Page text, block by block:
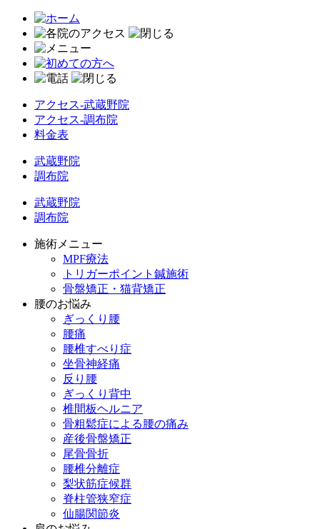
アクセス-武蔵野院
アクセス-調布院
料金表
武蔵野院
調布院
武蔵野院
調布院
施術メニュー
MPF療法
トリガーポイント鍼施術
骨盤矯正・猫背矯正
腰のお悩み
ぎっくり腰
腰痛
腰椎すべり症
坐骨神経痛
反り腰
ぎっくり背中
椎間板ヘルニア
骨粗鬆症による腰の痛み
産後骨盤矯正
尾骨骨折
腰椎分離症
梨状筋症候群
脊柱管狭窄症
仙腸関節炎